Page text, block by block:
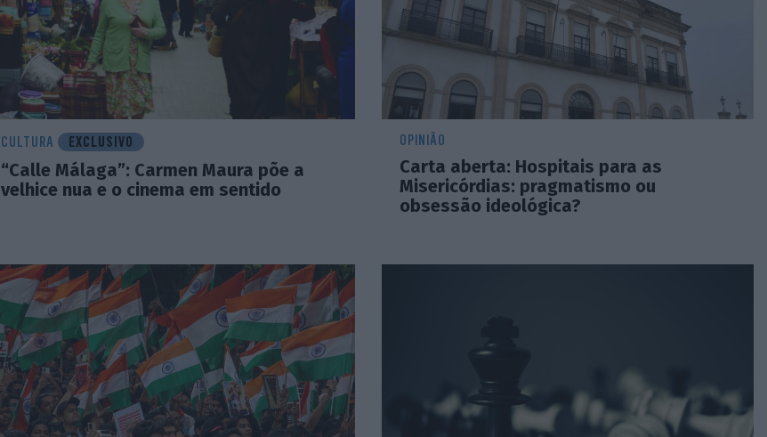
CULTURA EXCLUSIVO
“Calle Málaga”: Carmen Maura põe a
velhice nua e o cinema em sentido
OPINIÃO
Carta aberta: Hospitais para as
Misericórdias: pragmatismo ou
obsessão ideológica?